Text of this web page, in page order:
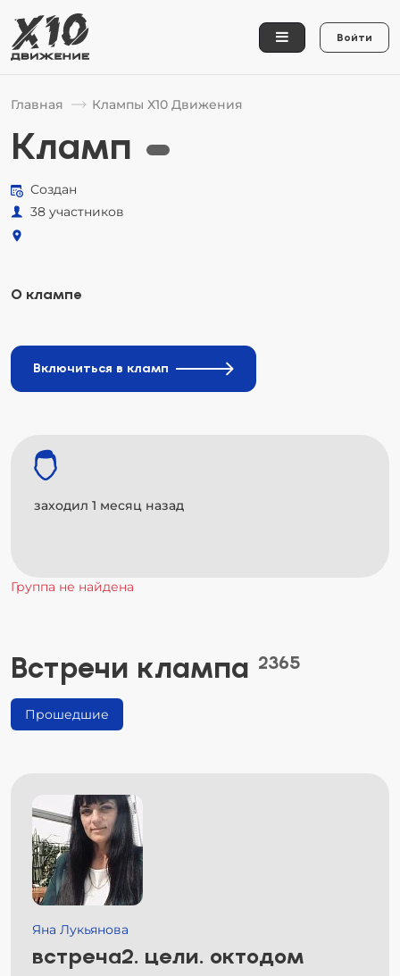
Войти
Главная Клампы Х10 Движения
Кламп
Создан
38 участников
О клампе
Включиться в кламп
заходил 1 месяц назад
Группа не найдена
Встречи клампа 2365
Прошедшие
Яна Лукьянова
встреча2. цели. октодом